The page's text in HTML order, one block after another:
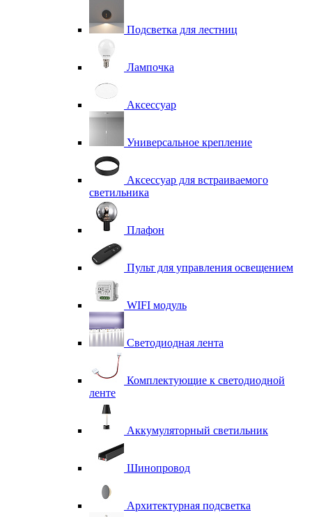
Подсветка для лестниц
Лампочка
Аксессуар
Универсальное крепление
Аксессуар для встраиваемого
светильника
Плафон
Пульт для управления освещением
WIFI модуль
Светодиодная лента
Комплектующие к светодиодной
ленте
Аккумуляторный светильник
Шинопровод
Архитектурная подсветка